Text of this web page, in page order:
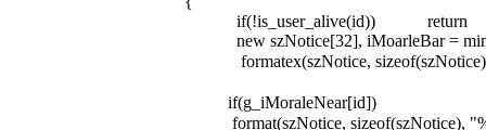
if(!is_user_alive(id)) return
new szNotice[32], iMoarleBar =
formatex(szNotice, sizeof(szNotice),
if(g_iMoraleNear[id])
format(szNotice, sizeof(szNotice),